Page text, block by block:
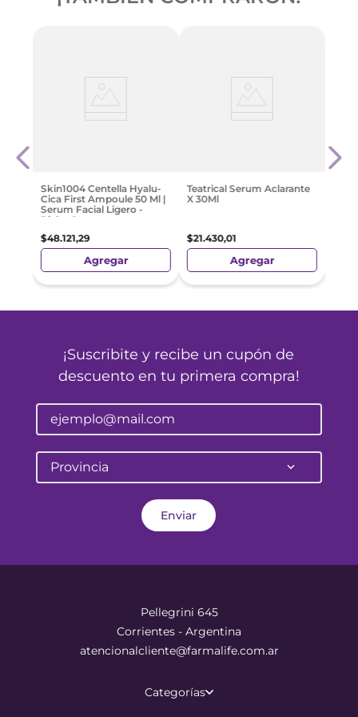
Skin1004 Centella Hyalu-
Cica First Ampoule 50 Ml |
Serum Facial Ligero -
Pieles Secas
$48.121,29
Agregar
Teatrical Serum Aclarante
X 30Ml
$21.430,01
Agregar
¡Suscribite y recibe un cupón de
descuento en tu primera compra!
Provincia
Enviar
Pellegrini 645
Corrientes - Argentina
atencionalcliente@farmalife.com.ar
Categorías